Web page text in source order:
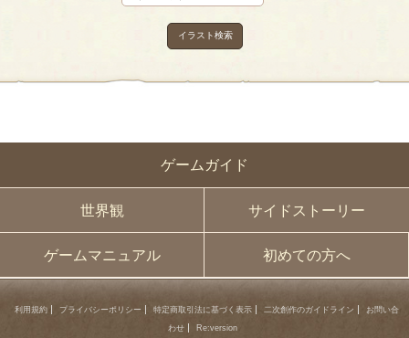
ゲームガイド
世界観 サイドストーリー
ゲームマニュアル 初めての方へ
イラスト検索
利用規約 プライバシーポリシー 特定商取引法に基づく表示 二次創作のガイドライン
お問い合
わせ
Re:version